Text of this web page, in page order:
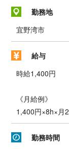
勤務地
宜野湾市
給与
時給1,400円
《月給例》
1,400円×8h×月
勤務時間